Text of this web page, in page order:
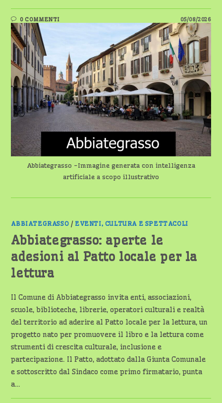
0 COMMENTI 05/08/2026
Abbiategrasso -Immagine generata con intelligenza
artificiale a scopo illustrativo
ABBIATEGRASSO / EVENTI, CULTURA E SPETTACOLI
Abbiategrasso: aperte le
adesioni al Patto locale per la
lettura
Il Comune di Abbiategrasso invita enti, associazioni,
scuole, biblioteche, librerie, operatori culturali e realtà
del territorio ad aderire al Patto locale per la lettura, un
progetto nato per promuovere il libro e la lettura come
strumenti di crescita culturale, inclusione e
partecipazione. Il Patto, adottato dalla Giunta Comunale
e sottoscritto dal Sindaco come primo firmatario, punta
a…